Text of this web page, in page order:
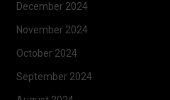
December 2024
November 2024
October 2024
September 2024